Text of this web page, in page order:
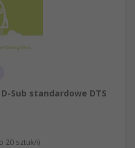
Sub standardowe DTS
20 sztuk/i)